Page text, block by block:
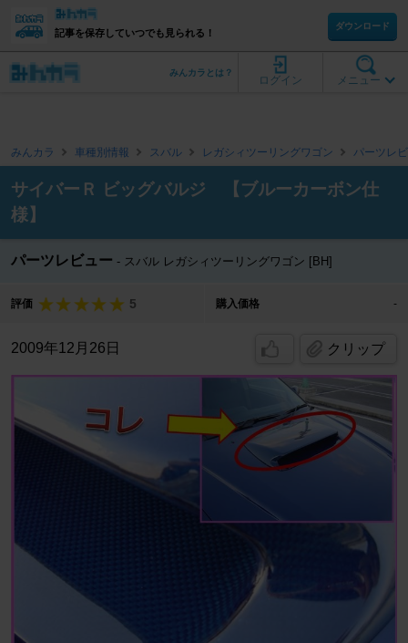
記事を保存していつでも見られる！
ダウンロード
メニュー
ログイン
みんカラとは？
みんカラ 車種別情報 スバル レガシィツーリングワゴン パーツレ
サイバーＲ ビッグバルジ 【ブルーカーボン仕
様】
パーツレビュー スバル レガシィツーリングワゴン [BH]
評価 5 購入価格 -
2009年12月26日 クリップ